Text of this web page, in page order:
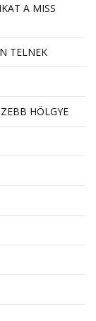
A MISS
TELNEK
HÖLGYE